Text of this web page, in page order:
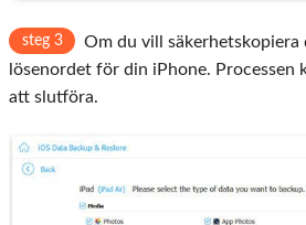
steg 3
Om du vill säkerhetskopiera
lösenordet för din iPhone. Processen
att slutföra.